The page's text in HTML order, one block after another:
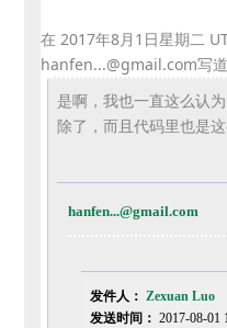
在 2017年8月1日星期二
hanfen...@gmail.com写道
是啊，我也一直这么认
除了， 而且代码里也是这
hanfen...@gmail.com
发件人： Zexuan Luo
发送时间： 2017-08-01